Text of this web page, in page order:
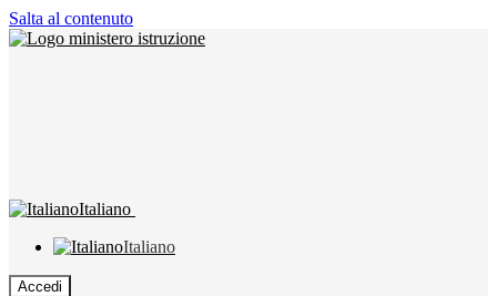
Salta al contenuto
Italiano
Italiano
Accedi